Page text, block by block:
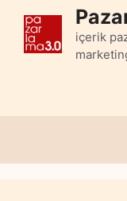
içerik